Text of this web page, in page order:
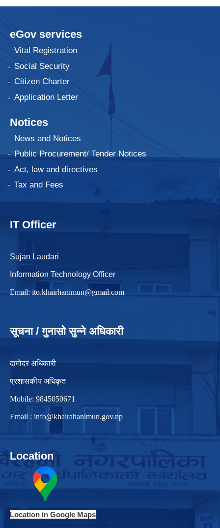
eGov services
Vital Registration
Social Security
Citizen Charter
Application Letter
Notices
News and Notices
Public Procurement/ Tender Notices
Act, law and directives
Tax and Fees
IT Officer
Sujan Laudari
Information Technology Officer
Email: ito.khairhanimun@gmail.com
सूचना / गुनासो सुन्ने अधिकारी
दामोदर अधिकारी
प्रशासकीय अधिकृत
Mobile: 9845050671
Email : info@khairahanimun.gov.np
Location
Location in Google Maps